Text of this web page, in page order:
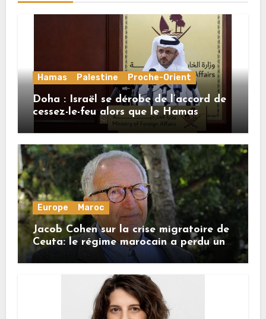
Hamas Palestine Proche-Orient
Doha : Israël se dérobe de l’accord de
cessez-le-feu alors que le Hamas
honore ses engagements
Europe Maroc
Jacob Cohen sur la crise migratoire de
Ceuta: le régime marocain a perdu une
bonne part de sa crédibilité vis-à-vis